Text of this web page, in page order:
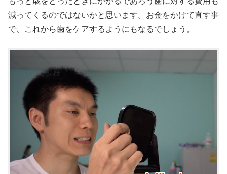
減ってくるのではないかと思います。お金をかけて直す事
で、これから歯をケアするようにもなるでしょう。